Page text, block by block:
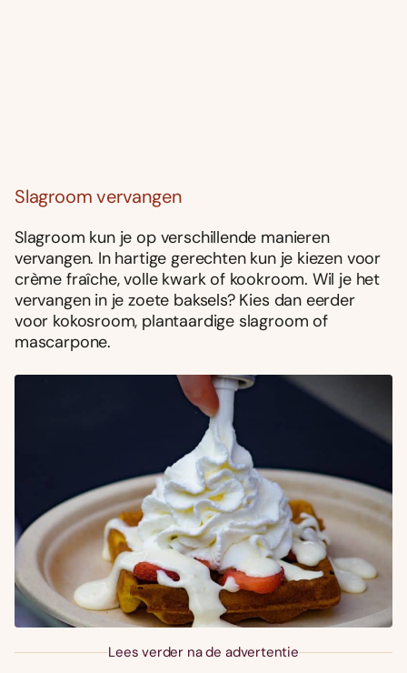
Slagroom vervangen
Slagroom kun je op verschillende manieren
vervangen. In hartige gerechten kun je kiezen voor
crème fraîche, volle kwark of kookroom. Wil je het
vervangen in je zoete baksels? Kies dan eerder
voor kokosroom, plantaardige slagroom of
mascarpone.
Lees verder na de advertentie